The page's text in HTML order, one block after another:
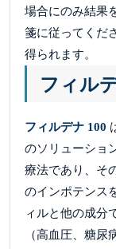
場合にのみ結果
箋に従ってくだ
得られます。
フィル
フィルデナ 100
のソリューショ
療法であり、そ
のインポテンス
ィルと他の成分
（高血圧、糖